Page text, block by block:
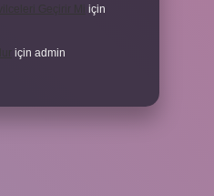
için
için admin